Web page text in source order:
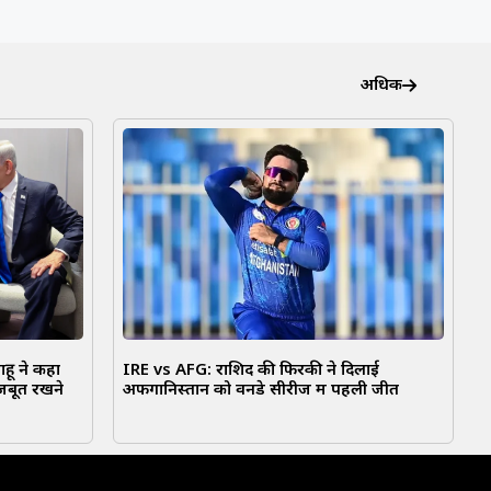
अधिक
ने कहा
रखने
IRE vs AFG: राशिद की फिरकी ने दिलाई
अफगानिस्तान को वनडे सीरीज में पहली जीत